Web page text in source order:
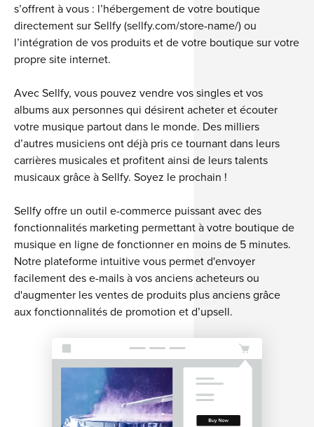
s’offrent à vous : l’hébergement de votre boutique
directement sur Sellfy (sellfy.com/store-name/) ou
l’intégration de vos produits et de votre boutique sur votre
propre site internet.
Avec Sellfy, vous pouvez vendre vos singles et vos
albums aux personnes qui désirent acheter et écouter
votre musique partout dans le monde. Des milliers
d’autres musiciens ont déjà pris ce tournant dans leurs
carrières musicales et profitent ainsi de leurs talents
musicaux grâce à Sellfy. Soyez le prochain !
Sellfy offre un outil e-commerce puissant avec des
fonctionnalités marketing permettant à votre boutique de
musique en ligne de fonctionner en moins de 5 minutes.
Notre plateforme intuitive vous permet d'envoyer
facilement des e-mails à vos anciens acheteurs ou
d'augmenter les ventes de produits plus anciens grâce
aux fonctionnalités de promotion et d’upsell.